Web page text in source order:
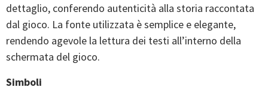
dettaglio, conferendo autenticità alla storia raccontata
dal gioco. La fonte utilizzata è semplice e elegante,
rendendo agevole la lettura dei testi all’interno della
schermata del gioco.
Simboli